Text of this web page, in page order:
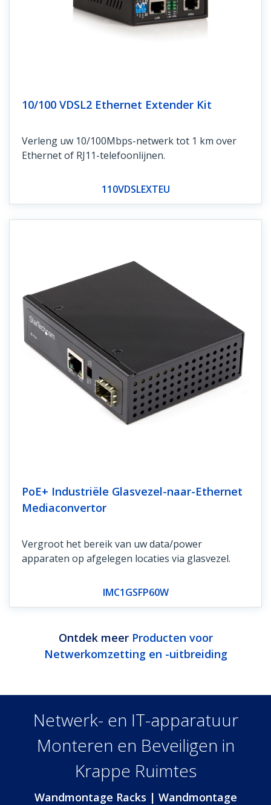
10/100 VDSL2 Ethernet Extender Kit
Verleng uw 10/100Mbps-netwerk tot 1 km over
Ethernet of RJ11-telefoonlijnen.
110VDSLEXTEU
PoE+ Industriële Glasvezel-naar-Ethernet
Mediaconvertor
Vergroot het bereik van uw data/power
apparaten op afgelegen locaties via glasvezel.
IMC1GSFP60W
Ontdek meer Producten voor
Netwerkomzetting en -uitbreiding
Netwerk- en IT-apparatuur
Monteren en Beveiligen in
Krappe Ruimtes
Wandmontage Racks | Wandmontage